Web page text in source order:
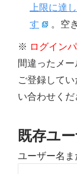
上限に達
す
。空
※ ログイン
間違ったメ
ご登録して
い合わせくだ
既存ユ
ユーザー名ま